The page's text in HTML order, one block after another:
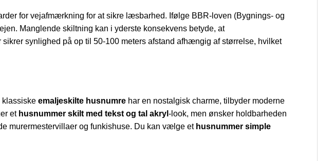
for vejafmærkning for at sikre læsbarhed. Ifølge BBR-loven (Bygnings- og
Manglende skiltning kan i yderste konsekvens betyde, at
synlighed på op til 50-100 meters afstand afhængig af størrelse, hvilket
klassiske emaljeskilte husnumre har en nostalgisk charme, tilbyder moderne
et husnummer skilt med tekst og tal akryl -look, men ønsker holdbarheden
murermestervillaer og funkishuse. Du kan vælge et husnummer simple